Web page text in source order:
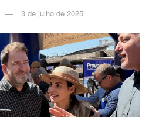
3 de julho de 2025